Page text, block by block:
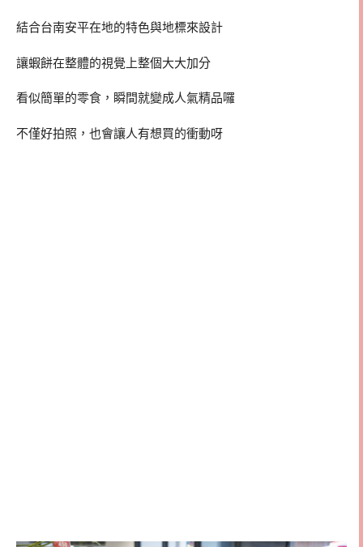
結合台南安平在地的特色與地標來設計
讓蝦餅在整體的視覺上整個大大加分
看似簡單的零食，瞬間就變成人氣精品囉
不僅好拍照，也會讓人有想買的衝動呀